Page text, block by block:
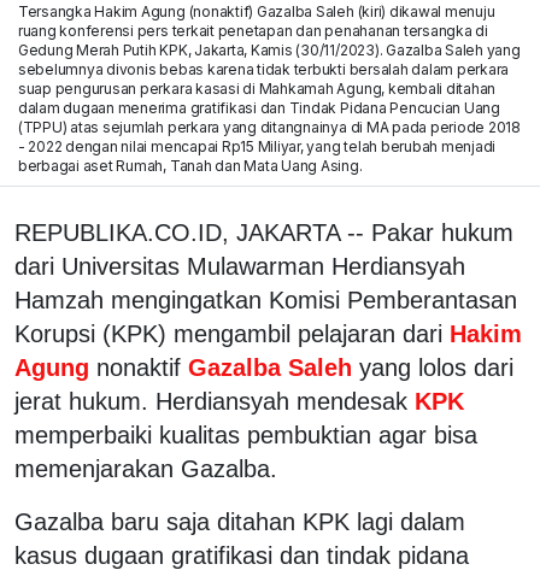
Tersangka Hakim Agung (nonaktif) Gazalba Saleh (kiri) dikawal menuju
ruang konferensi pers terkait penetapan dan penahanan tersangka di
Gedung Merah Putih KPK, Jakarta, Kamis (30/11/2023). Gazalba Saleh yang
sebelumnya divonis bebas karena tidak terbukti bersalah dalam perkara
suap pengurusan perkara kasasi di Mahkamah Agung, kembali ditahan
dalam dugaan menerima gratifikasi dan Tindak Pidana Pencucian Uang
(TPPU) atas sejumlah perkara yang ditangnainya di MA pada periode 2018
- 2022 dengan nilai mencapai Rp15 Miliyar, yang telah berubah menjadi
berbagai aset Rumah, Tanah dan Mata Uang Asing.
REPUBLIKA.CO.ID, JAKARTA -- Pakar hukum
dari Universitas Mulawarman Herdiansyah
Hamzah mengingatkan Komisi Pemberantasan
Korupsi (KPK) mengambil pelajaran dari Hakim
Agung nonaktif Gazalba Saleh yang lolos dari
jerat hukum. Herdiansyah mendesak KPK
memperbaiki kualitas pembuktian agar bisa
memenjarakan Gazalba.
Gazalba baru saja ditahan KPK lagi dalam
kasus dugaan gratifikasi dan tindak pidana